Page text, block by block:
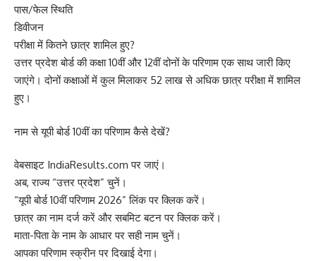
पास/फेल स्थिति
डिवीजन
परीक्षा में कितने छात्र शामिल हुए?
उत्तर प्रदेश बोर्ड की कक्षा 10वीं और 12वीं दोनों के परिणाम एक साथ जारी किए
जाएंगे। दोनों कक्षाओं में कुल मिलाकर 52 लाख से अधिक छात्र परीक्षा में शामिल
हुए।
नाम से यूपी बोर्ड 10वीं का परिणाम कैसे देखें?
वेबसाइट IndiaResults.com पर जाएं।
अब, राज्य “उत्तर प्रदेश” चुनें।
“यूपी बोर्ड 10वीं परिणाम 2026” लिंक पर क्लिक करें।
छात्र का नाम दर्ज करें और सबमिट बटन पर क्लिक करें।
माता-पिता के नाम के आधार पर सही नाम चुनें।
आपका परिणाम स्क्रीन पर दिखाई देगा।